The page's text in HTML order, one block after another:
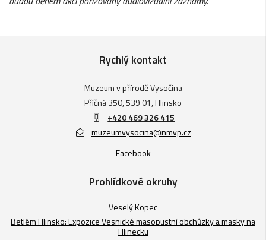
Rychlý kontakt
Muzeum v přírodě Vysočina
Příčná 350, 539 01, Hlinsko
+420 469 326 415
muzeumvysocina@nmvp.cz
Facebook
Prohlídkové okruhy
Veselý Kopec
Betlém Hlinsko: Expozice Vesnické masopustní obchůzky a masky na
Hlinecku